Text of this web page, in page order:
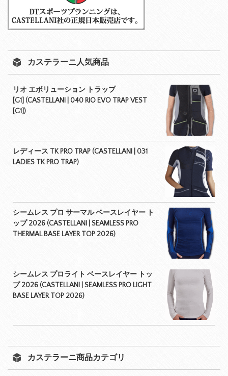
カステラーニ人気商品
リオ エボリューション トラップ
[G1] (CASTELLANI | 040 RIO EVO TRAP VEST
[G1])
レディース TK PRO TRAP (CASTELLANI | 031
LADIES TK PRO TRAP)
シームレス プロ サーマル ベースレイヤー ト
ップ 2026 (CASTELLANI | SEAMLESS PRO
THERMAL BASE LAYER TOP 2026)
シームレス プロライト ベースレイヤー トッ
プ 2026 (CASTELLANI | SEAMLESS PRO LIGHT
BASE LAYER TOP 2026)
カステラーニ商品カテゴリ